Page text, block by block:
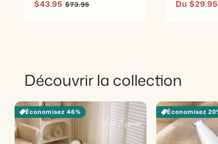
Prix soldé
$43.95 Prix habituel
$73.95 Prix soldé
Du $29.95
Découvrir la collection
Économisez 46% Économisez